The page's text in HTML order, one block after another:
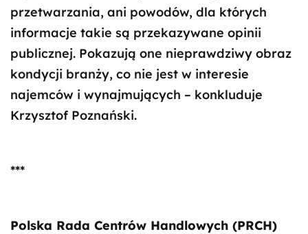
przetwarzania, ani powodów, dla których
informacje takie są przekazywane opinii
publicznej. Pokazują one nieprawdziwy obraz
kondycji branży, co nie jest w interesie
najemców i wynajmujących – konkluduje
Krzysztof Poznański.
***
Polska Rada Centrów Handlowych (PRCH)